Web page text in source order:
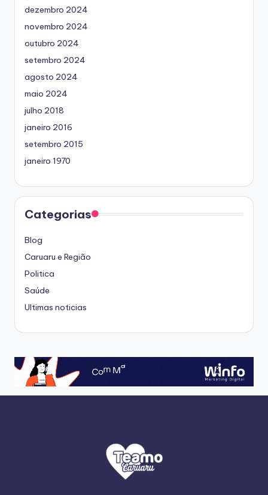
dezembro 2024
novembro 2024
outubro 2024
setembro 2024
agosto 2024
maio 2024
julho 2018
janeiro 2016
setembro 2015
janeiro 1970
Categorias
Blog
Caruaru e Região
Politica
Saúde
Ultimas noticias